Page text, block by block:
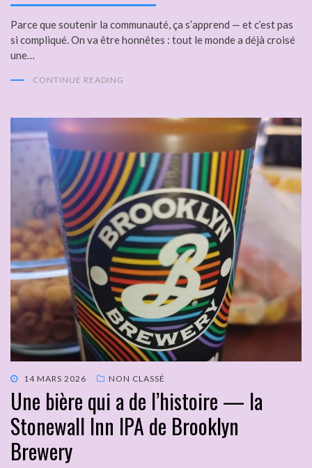
Parce que soutenir la communauté, ça s’apprend — et c’est pas
si compliqué. On va être honnêtes : tout le monde a déjà croisé
une…
CONTINUE READING
14 MARS 2026 NON CLASSÉ
Une bière qui a de l’histoire — la
Stonewall Inn IPA de Brooklyn
Brewery